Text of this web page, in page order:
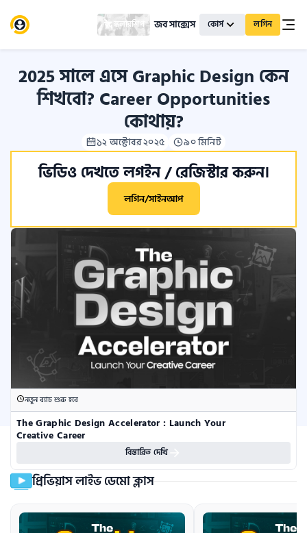
স্কলারশিপ জব সাক্সেস কোর্স লগিন
2025 সালে এসে Graphic Design কেন
শিখবো? Career Opportunities
কোথায়?
১২ অক্টোবর ২০২৫ ৯০ মিনিট
ভিডিও দেখতে লগইন / রেজিস্টার করুন।
লগিন/সাইনআপ
নতুন ব্যাচ শুরু হবে
The Graphic Design Accelerator : Launch Your
Creative Career
বিস্তারিত দেখি
প্রিভিয়াস লাইভ ডেমো ক্লাস